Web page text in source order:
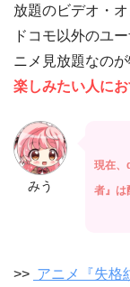
放題のビデオ・
ドコモ以外のユ
ニメ見放題なのが
楽しみたい人にお
みう
現在、
者』は
>> アニメ『失格